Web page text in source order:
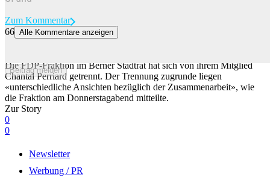
Beitrag melden
Zum Kommentar
66 Alle Kommentare anzeigen
Die FDP-Fraktion im Berner Stadtrat hat sich von ihrem Mitglied
Chantal Perriard getrennt. Der Trennung zugrunde liegen
«unterschiedliche Ansichten bezüglich der Zusammenarbeit», wie
die Fraktion am Donnerstagabend mitteilte.
Zur Story
0
0
Newsletter
Werbung / PR